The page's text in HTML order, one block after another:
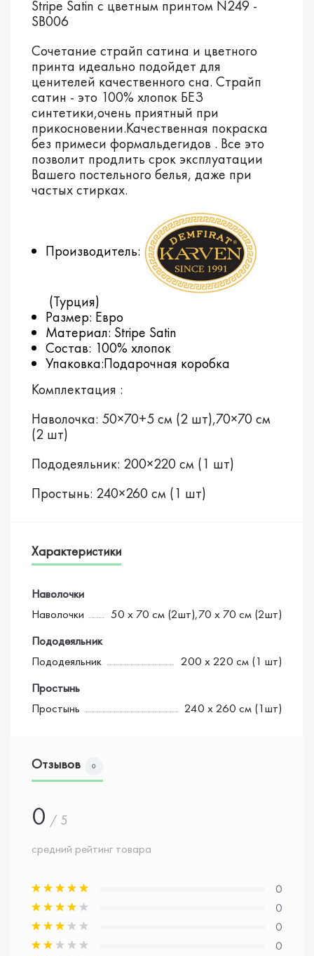
Stripe Satin с цветным принтом N249 -
SB006
Сочетание страйп сатина и цветного
принта идеально подойдет для
ценителей качественного сна. Страйп
сатин - это 100% хлопок БЕЗ
синтетики,очень приятный при
прикосновении.Качественная покраска
без примеси формальдегидов . Все это
позволит продлить срок эксплуатации
Вашего постельного белья, даже при
частых стирках.
Производитель:
(Турция)
Размер: Евро
Материал: Stripe Satin
Состав: 100% хлопок
Упаковка:Подарочная коробка
Комплектация :
Наволочка: 50×70+5 см (2 шт),70×70 см
(2 шт)
Пододеяльник: 200×220 см (1 шт)
Простынь: 240×260 см (1 шт)
Характеристики
Наволочки
Наволочки
50 х 70 см (2шт),70 х 70 см (2шт)
Пододеяльник
Пододеяльник
200 х 220 см (1 шт)
Простынь
Простынь
240 х 260 см (1шт)
Отзывов 0
0 / 5
средний рейтинг товара
0
0
0
0